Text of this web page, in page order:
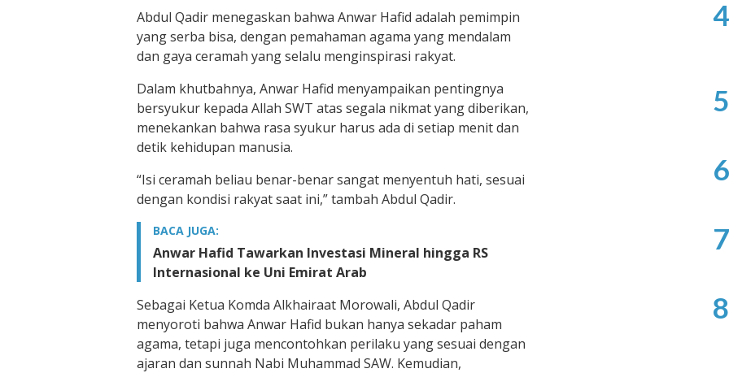
Abdul Qadir menegaskan bahwa Anwar Hafid adalah pemimpin
yang serba bisa, dengan pemahaman agama yang mendalam
dan gaya ceramah yang selalu menginspirasi rakyat.
Dalam khutbahnya, Anwar Hafid menyampaikan pentingnya
bersyukur kepada Allah SWT atas segala nikmat yang diberikan,
menekankan bahwa rasa syukur harus ada di setiap menit dan
detik kehidupan manusia.
“Isi ceramah beliau benar-benar sangat menyentuh hati, sesuai
dengan kondisi rakyat saat ini,” tambah Abdul Qadir.
BACA JUGA:
Anwar Hafid Tawarkan Investasi Mineral hingga RS
Internasional ke Uni Emirat Arab
Sebagai Ketua Komda Alkhairaat Morowali, Abdul Qadir
menyoroti bahwa Anwar Hafid bukan hanya sekadar paham
agama, tetapi juga mencontohkan perilaku yang sesuai dengan
ajaran dan sunnah Nabi Muhammad SAW. Kemudian,
4
5
6
7
8